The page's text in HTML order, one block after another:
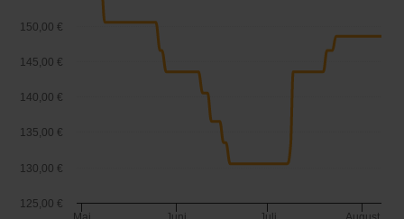
125,00 €
130,00 €
135,00 €
140,00 €
145,00 €
150,00 €